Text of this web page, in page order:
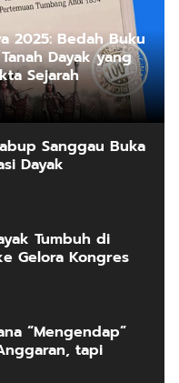
2025: Bedah Buku
Dayak yang
Sejarah
Sanggau Buka
Dayak
Tumbuh di
Gelora Kongres
“Mengendap”
tapi